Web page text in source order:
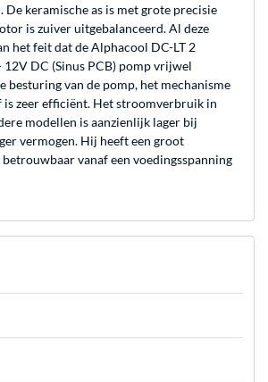
De keramische as is met grote precisie
is zuiver uitgebalanceerd. Al deze
het feit dat de Alphacool DC-LT 2
DC (Sinus PCB) pomp vrijwel
besturing van de pomp, het mechanisme
is zeer efficiënt. Het stroomverbruik in
modellen is aanzienlijk lager bij
vermogen. Hij heeft een groot
vanaf een voedingsspanning